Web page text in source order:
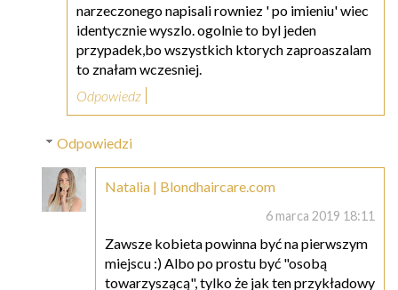
narzeczonego napisali rowniez ' po imieniu' wiec
identycznie wyszlo. ogolnie to byl jeden
przypadek,bo wszystkich ktorych zaproaszalam
to znałam wczesniej.
Odpowiedz
Odpowiedzi
Natalia | Blondhaircare.com
6 marca 2019 18:11
Zawsze kobieta powinna być na pierwszym
miejscu :) Albo po prostu być "osobą
towarzyszącą", tylko że jak ten przykładowy